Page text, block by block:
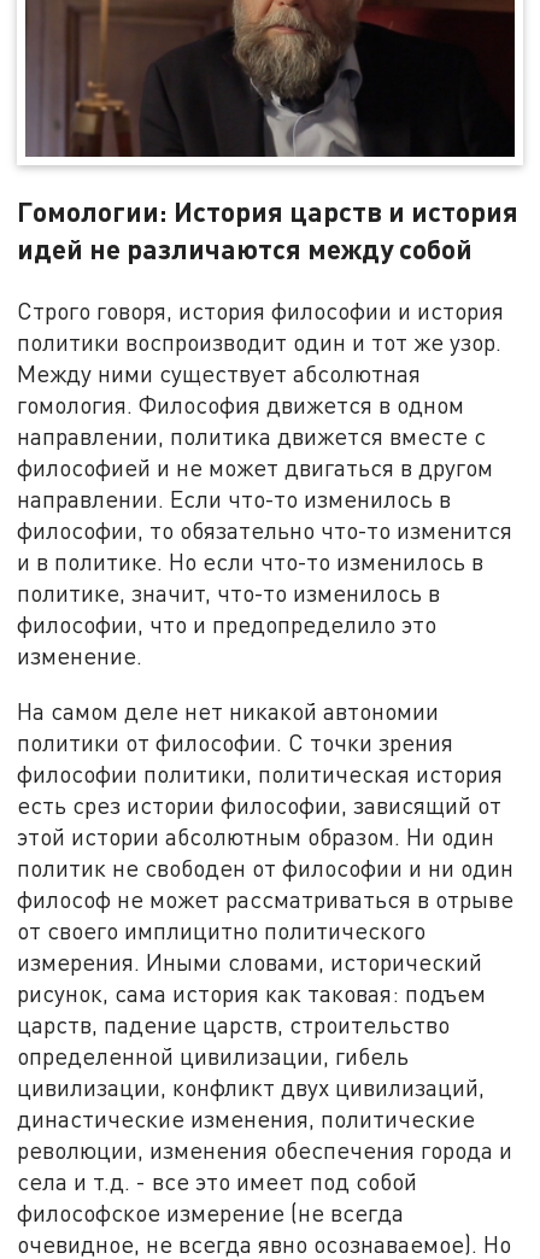
Гомологии: История царств и история
идей не различаются между собой
Строго говоря, история философии и история
политики воспроизводит один и тот же узор.
Между ними существует абсолютная
гомология. Философия движется в одном
направлении, политика движется вместе с
философией и не может двигаться в другом
направлении. Если что-то изменилось в
философии, то обязательно что-то изменится
и в политике. Но если что-то изменилось в
политике, значит, что-то изменилось в
философии, что и предопределило это
изменение.
На самом деле нет никакой автономии
политики от философии. C точки зрения
философии политики, политическая история
есть срез истории философии, зависящий от
этой истории абсолютным образом. Ни один
политик не свободен от философии и ни один
философ не может рассматриваться в отрыве
от своего имплицитно политического
измерения. Иными словами, исторический
рисунок, сама история как таковая: подъем
царств, падение царств, строительство
определенной цивилизации, гибель
цивилизации, конфликт двух цивилизаций,
династические изменения, политические
революции, изменения обеспечения города и
села и т.д. - все это имеет под собой
философское измерение (не всегда
очевидное, не всегда явно осознаваемое). Но